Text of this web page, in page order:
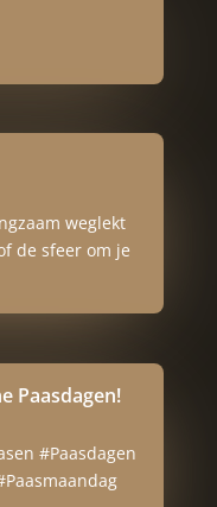
weglekt
de sfeer om je
Paasdagen!
#Paasdagen